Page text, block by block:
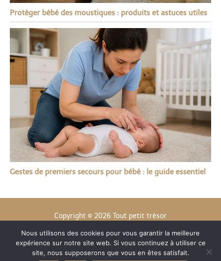
Protéger bébé des moustiques : produits et astuces utiles
Gestes de premiers secours pour bébé : le guide essentiel
Copyright © 2026 Tout petit trésor
Contact
Mentions légales
Politique de confidentialité
Nous utilisons des cookies pour vous garantir la meilleure
expérience sur notre site web. Si vous continuez à utiliser ce
site, nous supposerons que vous en êtes satisfait.